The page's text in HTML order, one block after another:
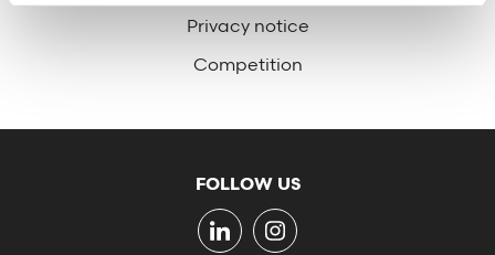
Privacy notice
Competition
FOLLOW US